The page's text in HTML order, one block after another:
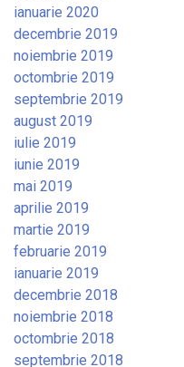
ianuarie 2020
decembrie 2019
noiembrie 2019
octombrie 2019
septembrie 2019
august 2019
iulie 2019
iunie 2019
mai 2019
aprilie 2019
martie 2019
februarie 2019
ianuarie 2019
decembrie 2018
noiembrie 2018
octombrie 2018
septembrie 2018